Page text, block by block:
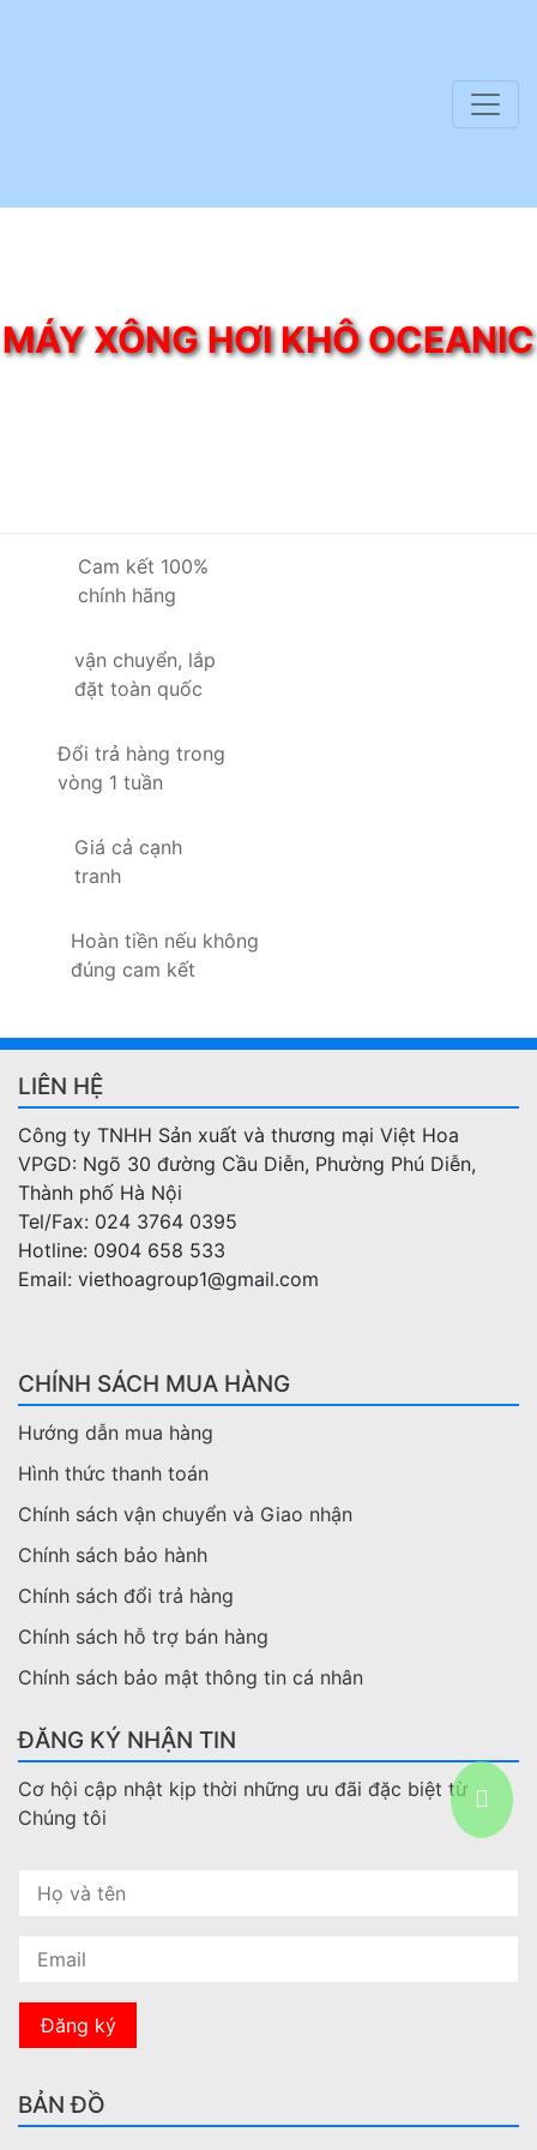
MÁY XÔNG HƠI KHÔ OCEANIC
Cam kết 100%
chính hãng
vận chuyển, lắp
đặt toàn quốc
Đổi trả hàng trong
vòng 1 tuần
Giá cả cạnh
tranh
Hoàn tiền nếu không
đúng cam kết
LIÊN HỆ
Công ty TNHH Sản xuất và thương mại Việt Hoa
VPGD: Ngõ 30 đường Cầu Diễn, Phường Phú Diễn,
Thành phố Hà Nội
Tel/Fax: 024 3764 0395
Hotline: 0904 658 533
Email: viethoagroup1@gmail.com
CHÍNH SÁCH MUA HÀNG
Hướng dẫn mua hàng
Hình thức thanh toán
Chính sách vận chuyển và Giao nhận
Chính sách bảo hành
Chính sách đổi trả hàng
Chính sách hỗ trợ bán hàng
Chính sách bảo mật thông tin cá nhân
ĐĂNG KÝ NHẬN TIN
Cơ hội cập nhật kịp thời những ưu đãi đặc biệt từ
Chúng tôi
BẢN ĐỒ